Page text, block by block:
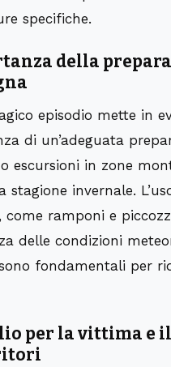
specifiche.
della
episodio mette in
di un’adeguata
escursioni in zone
stagione invernale.
come ramponi e
delle condizioni
fondamentali per
per la vittima e